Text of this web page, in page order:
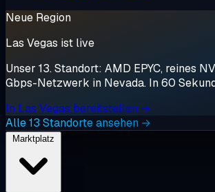
Neue Region
Las Vegas ist live
Unser 13. Standort: AMD EPYC, reines
Gbps-Netzwerk in Nevada. In 60
In Las Vegas bereitstellen →
Alle 13 Standorte ansehen →